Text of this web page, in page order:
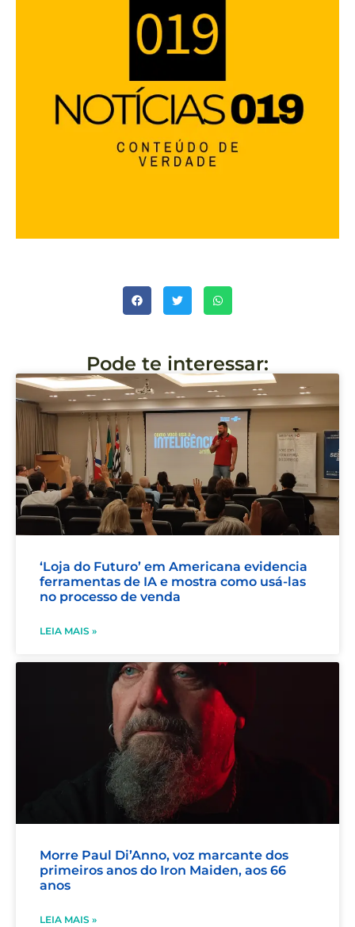
Pode te interessar:
‘Loja do Futuro’ em Americana evidencia
ferramentas de IA e mostra como usá-las
no processo de venda
LEIA MAIS »
Morre Paul Di’Anno, voz marcante dos
primeiros anos do Iron Maiden, aos 66
anos
LEIA MAIS »